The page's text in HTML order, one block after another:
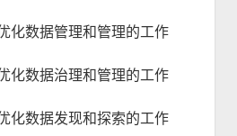
化数据管理和管理的工作
化数据治理和管理的工作
化数据发现和探索的工作